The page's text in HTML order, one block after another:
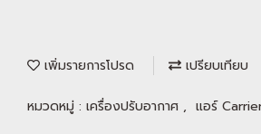
เพิ่มรายการโปรด เปรียบเทียบ
หมวดหมู่ : เครื่องปรับอากาศ , แอร์